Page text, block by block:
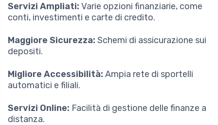
Servizi Ampliati: Varie opzioni finanziarie, come
conti, investimenti e carte di credito.
Maggiore Sicurezza: Schemi di assicurazione sui
depositi.
Migliore Accessibilità: Ampia rete di sportelli
automatici e filiali.
Servizi Online: Facilità di gestione delle finanze a
distanza.